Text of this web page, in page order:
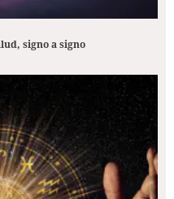
signo a signo